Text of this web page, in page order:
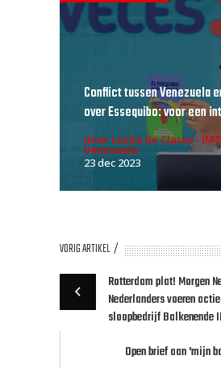
Conflict tussen Venezuela
over Essequibo: voor een
door Lucha de Clases - IMT
Venezuela
23 dec 2023
VORIG ARTIKEL
Rotterdam plat! Morgen
Nederlanders voeren
sloopbedrijf Balkenende II
Open brief aan 'mijn